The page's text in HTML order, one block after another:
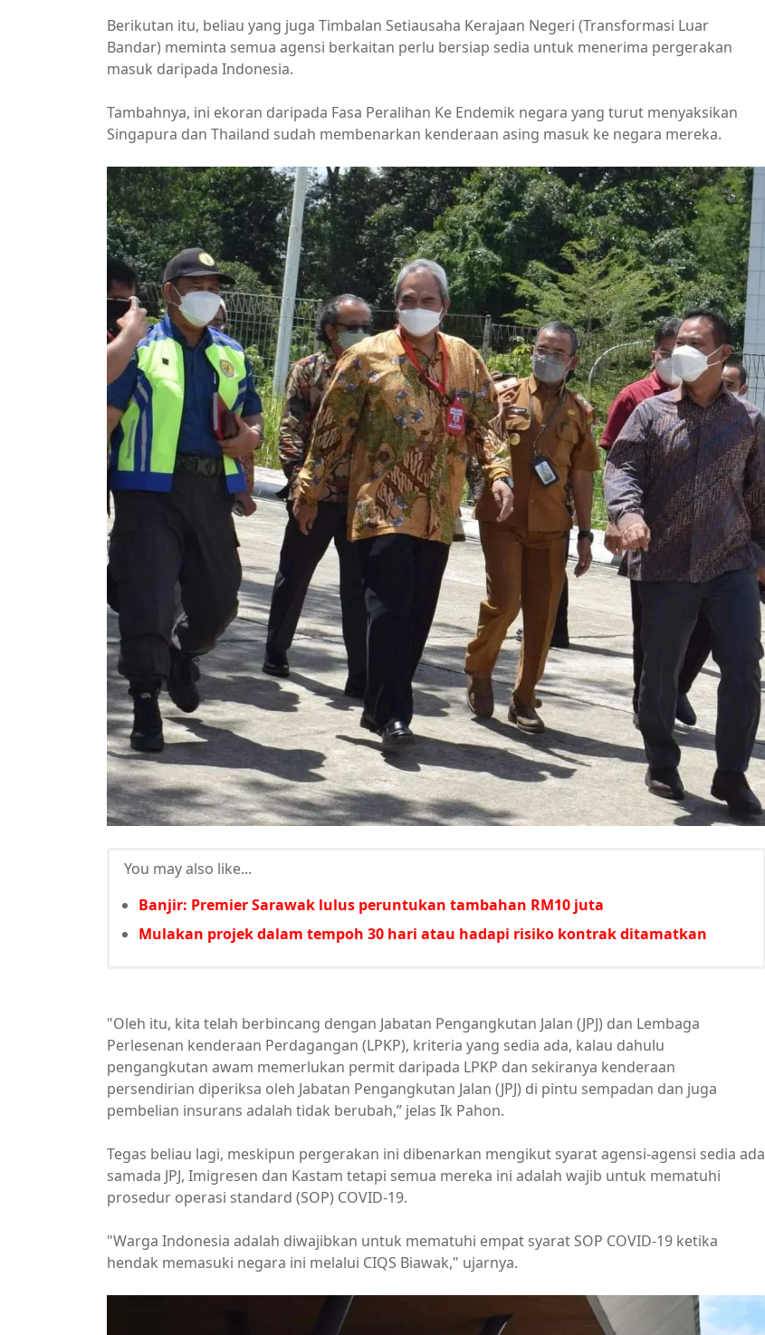
Berikutan itu, beliau yang juga Timbalan Setiausaha Kerajaan Negeri (Transformasi Luar
Bandar) meminta semua agensi berkaitan perlu bersiap sedia untuk menerima pergerakan
masuk daripada Indonesia.
Tambahnya, ini ekoran daripada Fasa Peralihan Ke Endemik negara yang turut menyaksikan
Singapura dan Thailand sudah membenarkan kenderaan asing masuk ke negara mereka.
You may also like...
Banjir: Premier Sarawak lulus peruntukan tambahan RM10 juta
Mulakan projek dalam tempoh 30 hari atau hadapi risiko kontrak ditamatkan
"Oleh itu, kita telah berbincang dengan Jabatan Pengangkutan Jalan (JPJ) dan Lembaga
Perlesenan kenderaan Perdagangan (LPKP), kriteria yang sedia ada, kalau dahulu
pengangkutan awam memerlukan permit daripada LPKP dan sekiranya kenderaan
persendirian diperiksa oleh Jabatan Pengangkutan Jalan (JPJ) di pintu sempadan dan juga
pembelian insurans adalah tidak berubah,” jelas Ik Pahon.
Tegas beliau lagi, meskipun pergerakan ini dibenarkan mengikut syarat agensi-agensi sedia ada
samada JPJ, Imigresen dan Kastam tetapi semua mereka ini adalah wajib untuk mematuhi
prosedur operasi standard (SOP) COVID-19.
"Warga Indonesia adalah diwajibkan untuk mematuhi empat syarat SOP COVID-19 ketika
hendak memasuki negara ini melalui CIQS Biawak," ujarnya.